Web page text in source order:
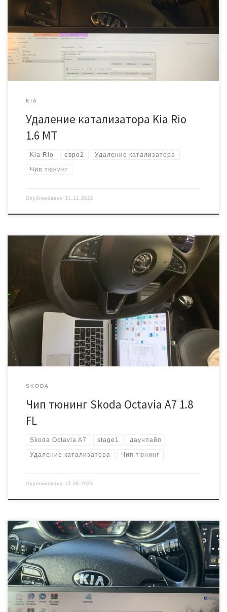
ещё долго прожил. Владельцу повезло, что нет расхода масла и
пропусков зажигания… После того как сделали прошивку под
евро2, приступаем к вскрытию Вот так выглядят остатки
катализатора. Основная часть улетела в […]
KIA
Удаление катализатора Kia Rio
1.6 MT
Kia Rio евро2 Удаление катализатора
Чип тюнинг
Опубликовано 31.12.2023
Случилась стандартная проблема для многих Октавий в кузове
а7, а именно ошибка P0420. Это свидетельствует о слабой
эффективности работы катализатора. Решать будем установкой
даунпайпа и прошивкой ЭБУ под Stage 1 Прошиваем без снятия и
вскрытия ЭБУ. Блок управления Simos 18 Качественный даунпайп
из нержавеющей стали На машине выглядит так На […]
SKODA
Чип тюнинг Skoda Octavia A7 1.8
FL
Skoda Octavia A7 stage1 даунпайп
Удаление катализатора Чип тюнинг
Опубликовано 13.08.2023
Автомобиль: Kia Ceed 2014 года выпуска Система
управления: Bosch ME(G)17.9.11/12/13 Идентификаторы
оригинального ПО: GAJD_BE46QS00C00 Под этот авто есть
заводское обновление GAJD_BE46QS02C00 Описание: Крутящий
момент увеличен на диапазоне средних и высоких оборотов.
Значительно улучшена динамика разгона. Снижено время
отклика педали газа. Убраны лимитеры ограничения момента.